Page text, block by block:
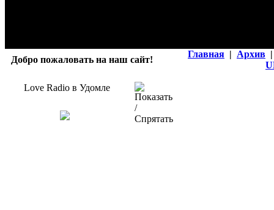
Добро пожаловать на наш сайт!
Главная | Архив |
Love Radio в Удомле